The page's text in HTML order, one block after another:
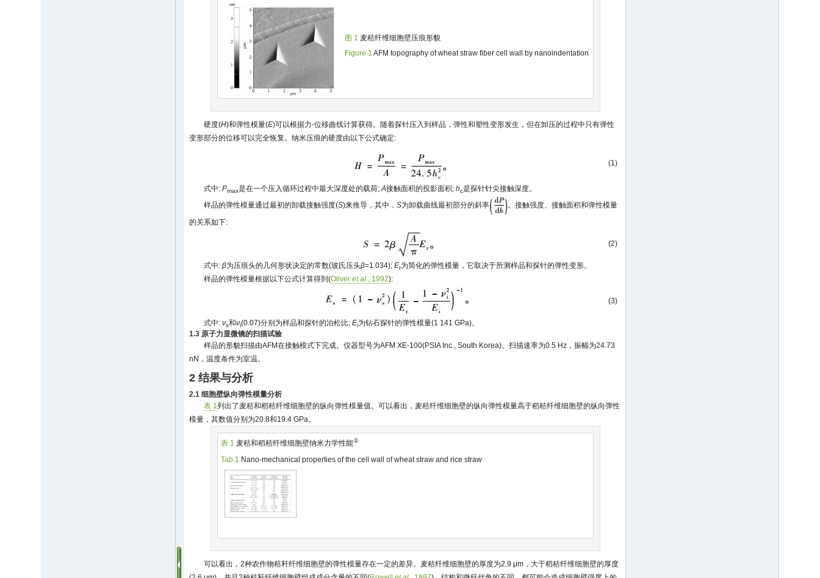
图 1 麦秸纤维细胞壁压痕形貌
Figure 1 AFM topography of wheat straw fiber cell wall by nanoindentation
硬度(H)和弹性模量(E)可以根据力-位移曲线计算获得。随着探针压入到样品，弹性和塑性变形发生，但在卸压的过程中只有弹性
变形部分的位移可以完全恢复。纳米压痕的硬度由以下公式确定:
(1)
式中:Pmax是在一个压入循环过程中最大深度处的载荷;A接触面积的投影面积;hc是探针针尖接触深度。
样品的弹性模量通过最初的卸载接触强度(S)来推导，其中，S为卸载曲线最初部分的斜率 。接触强度、接触面积和弹性模量
的关系如下:
(2)
式中:β为压痕头的几何形状决定的常数(玻氏压头β=1.034);Er为简化的弹性模量，它取决于所测样品和探针的弹性变形。
样品的弹性模量根据以下公式计算得到(Oliveret al., 1992):
(3)
式中:νs和νi(0.07)分别为样品和探针的泊松比;Ei为钻石探针的弹性模量(1 141 GPa)。
1.3 原子力显微镜的扫描试验
样品的形貌扫描由AFM在接触模式下完成。仪器型号为AFM XE-100(PSIA Inc., South Korea)。扫描速率为0.5 Hz，振幅为24.73
nN，温度条件为室温。
2 结果与分析
2.1 细胞壁纵向弹性模量分析
表 1列出了麦秸和稻秸纤维细胞壁的纵向弹性模量值。可以看出，麦秸纤维细胞壁的纵向弹性模量高于稻秸纤维细胞壁的纵向弹性
模量，其数值分别为20.8和19.4 GPa。
表 1 麦秸和稻秸纤维细胞壁纳米力学性能①
Tab.1 Nano-mechanical properties of the cell wall of wheat straw and rice straw
可以看出，2种农作物秸秆纤维细胞壁的弹性模量存在一定的差异。麦秸纤维细胞壁的厚度为2.9 μm，大于稻秸纤维细胞壁的厚度